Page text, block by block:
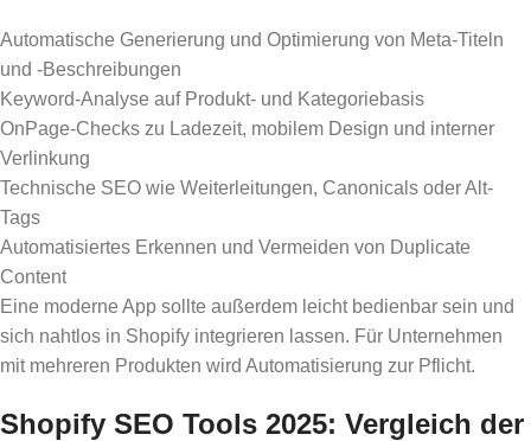
Automatische Generierung und Optimierung von Meta-Titeln
und -Beschreibungen
Keyword-Analyse auf Produkt- und Kategoriebasis
OnPage-Checks zu Ladezeit, mobilem Design und interner
Verlinkung
Technische SEO wie Weiterleitungen, Canonicals oder Alt-
Tags
Automatisiertes Erkennen und Vermeiden von Duplicate
Content
Eine moderne App sollte außerdem leicht bedienbar sein und
sich nahtlos in Shopify integrieren lassen. Für Unternehmen
mit mehreren Produkten wird Automatisierung zur Pflicht.
Shopify SEO Tools 2025: Vergleich der